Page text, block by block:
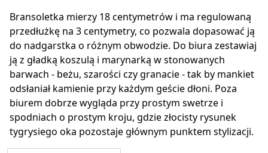
Bransoletka mierzy 18 centymetrów i ma regulowaną
przedłużkę na 3 centymetry, co pozwala dopasować ją
do nadgarstka o różnym obwodzie. Do biura zestawiaj
ją z gładką koszulą i marynarką w stonowanych
barwach - beżu, szarości czy granacie - tak by mankiet
odsłaniał kamienie przy każdym geście dłoni. Poza
biurem dobrze wygląda przy prostym swetrze i
spodniach o prostym kroju, gdzie złocisty rysunek
tygrysiego oka pozostaje głównym punktem stylizacji.